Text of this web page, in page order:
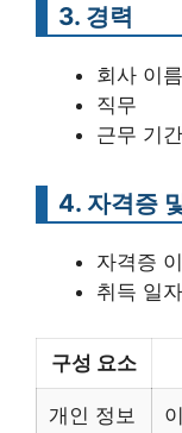
3. 경력
회사 이름
직무
근무 기간
4. 자격증
자격증
취득 일자
구성 요소
개인 정보